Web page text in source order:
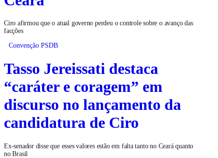
Ciro afirmou que o atual governo perdeu o controle sobre o avanço das
facções
Convenção PSDB
Tasso Jereissati destaca
“caráter e coragem” em
discurso no lançamento da
candidatura de Ciro
Ex-senador disse que esses valores estão em falta tanto no Ceará quanto
no Brasil